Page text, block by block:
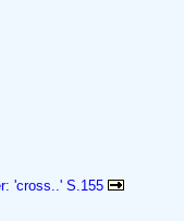
'cross..' S.155